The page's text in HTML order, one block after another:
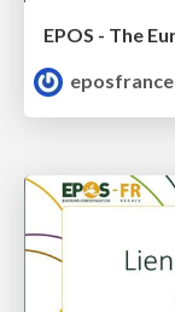
eposfrance